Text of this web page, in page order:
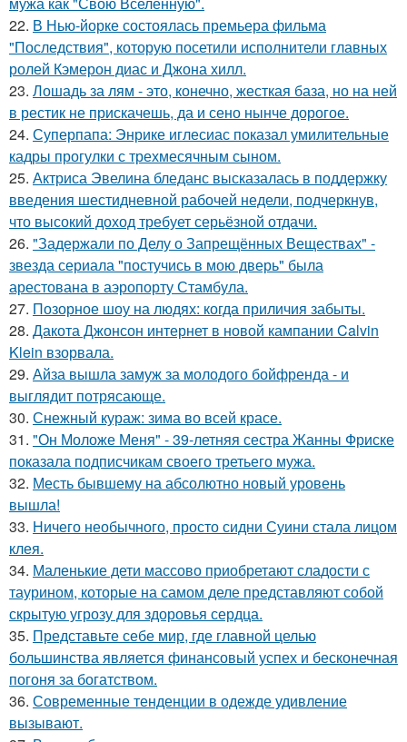
22. В Нью-йорке состоялась премьера фильма
"Последствия", которую посетили исполнители главных
ролей Кэмерон диас и Джона хилл.
23. Лошадь за лям - это, конечно, жесткая база, но на ней
в рестик не прискачешь, да и сено нынче дорогое.
24. Суперпапа: Энрике иглесиас показал умилительные
кадры прогулки с трехмесячным сыном.
25. Актриса Эвелина бледанс высказалась в поддержку
введения шестидневной рабочей недели, подчеркнув,
что высокий доход требует серьёзной отдачи.
26. "Задержали по Делу о Запрещённых Веществах" -
звезда сериала "постучись в мою дверь" была
арестована в аэропорту Стамбула.
27. Позорное шоу на людях: когда приличия забыты.
28. Дакота Джонсон интернет в новой кампании Calvin
Klein взорвала.
29. Айза вышла замуж за молодого бойфренда - и
выглядит потрясающе.
30. Снежный кураж: зима во всей красе.
31. "Он Моложе Меня" - 39-летняя сестра Жанны Фриске
показала подписчикам своего третьего мужа.
32. Месть бывшему на абсолютно новый уровень
вышла!
33. Ничего необычного, просто сидни Суини стала лицом
клея.
34. Маленькие дети массово приобретают сладости с
таурином, которые на самом деле представляют собой
скрытую угрозу для здоровья сердца.
35. Представьте себе мир, где главной целью
большинства является финансовый успех и бесконечная
погоня за богатством.
36. Современные тенденции в одежде удивление
вызывают.